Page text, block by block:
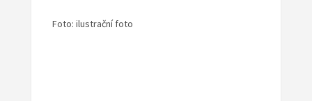
Foto: ilustrační foto